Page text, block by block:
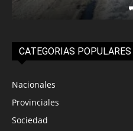
CATEGORIAS POPULARES
Nacionales
Provinciales
Sociedad